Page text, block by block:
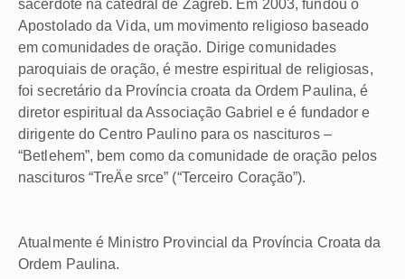
sacerdote na catedral de Zagreb. Em 2003, fundou o
Apostolado da Vida, um movimento religioso baseado
em comunidades de oração. Dirige comunidades
paroquiais de oração, é mestre espiritual de religiosas,
foi secretário da Província croata da Ordem Paulina, é
diretor espiritual da Associação Gabriel e é fundador e
dirigente do Centro Paulino para os nascituros –
“Betlehem”, bem como da comunidade de oração pelos
nascituros “TreÄe srce” (“Terceiro Coração”).
Atualmente é Ministro Provincial da Província Croata da
Ordem Paulina.